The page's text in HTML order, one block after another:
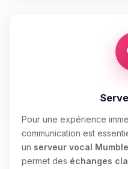
Pour une expérience
communication est
un serveur vocal Mumble
permet des échanges